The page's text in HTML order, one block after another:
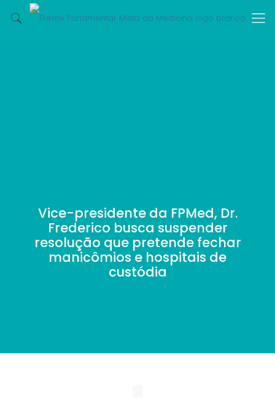
Vice-presidente da FPMed, Dr.
Frederico busca suspender
resolução que pretende fechar
manicômios e hospitais de
custódia